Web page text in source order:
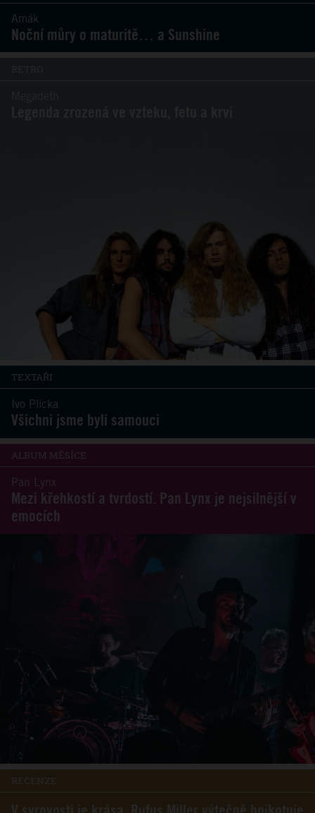
Amák
Noční můry o maturitě… a Sunshine
TEXTAŘI
Ivo Plicka
Všichni jsme byli samouci
ALBUM MĚSÍCE
Pan Lynx
Mezi křehkostí a tvrdostí. Pan Lynx je nejsilnější v
emocích
RECENZE